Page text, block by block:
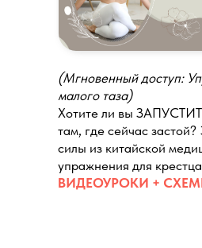
(Мгновенный доступ:
малого таза)
Хотите ли вы
там, где сейчас
силы из китайской
упражнения для
ВИДЕОУРОКИ +